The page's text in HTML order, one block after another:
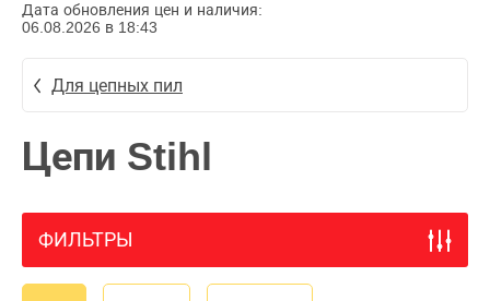
Дата обновления цен и наличия:
06.08.2026 в 18:43
Для цепных пил
Цепи Stihl
ФИЛЬТРЫ